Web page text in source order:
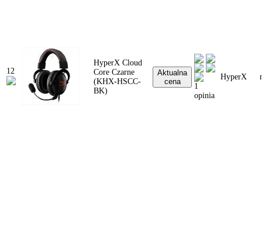
12
HyperX Cloud
Core Czarne
(KHX-HSCC-
BK)
Aktualna
cena
1
opinia
HyperX